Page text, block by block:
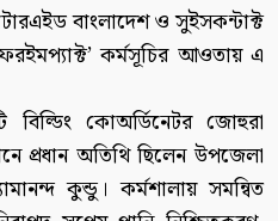
বাংলাদেশ ও সুইসকন্টাক্ট
কর্মসূচির আওতায় এ
বিল্ডিং কোঅর্ডিনেটর জোহুরা
প্রধান অতিথি ছিলেন উপজেলা
কুন্ডু। কর্মশালায় সমন্বিত